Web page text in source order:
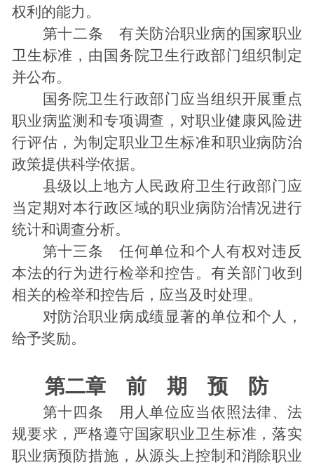
权利的能力。
第十二条 有关防治职业病的国家职业
卫生标准，由国务院卫生行政部门组织制定
并公布。
国务院卫生行政部门应当组织开展重点
职业病监测和专项调查，对职业健康风险进
行评估，为制定职业卫生标准和职业病防治
政策提供科学依据。
县级以上地方人民政府卫生行政部门应
当定期对本行政区域的职业病防治情况进行
统计和调查分析。
第十三条 任何单位和个人有权对违反
本法的行为进行检举和控告。有关部门收到
相关的检举和控告后，应当及时处理。
对防治职业病成绩显著的单位和个人，
给予奖励。
第二章 前 期 预 防
第十四条 用人单位应当依照法律、法
规要求，严格遵守国家职业卫生标准，落实
职业病预防措施，从源头上控制和消除职业